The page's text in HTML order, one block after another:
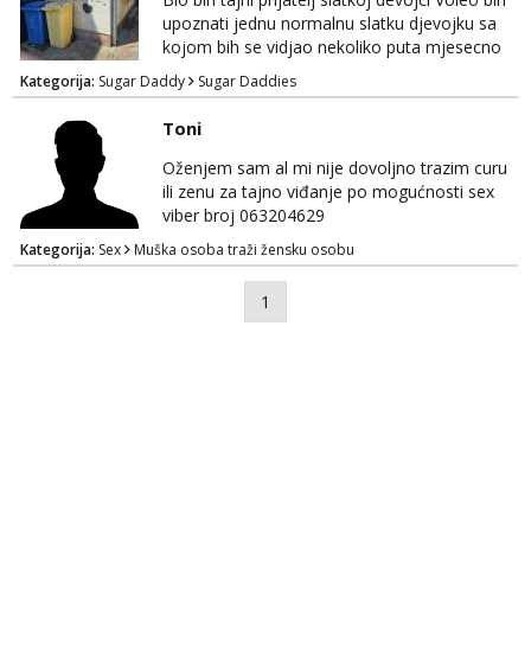
upoznati jednu normalnu slatku djevojku sa
kojom bih se vidjao nekoliko puta mjesecno
uz diskreciju! Bio bih podrska bio bih prijatelj i
oslonaci vjetar u ledja kadgod treba nagrada
se podrazumijeva 🥰
Kategorija: Sugar Daddy Sugar Daddies
Toni
Oženjem sam al mi nije dovoljno trazim curu
ili zenu za tajno viđanje po mogućnosti sex
viber broj 063204629
Kategorija: Sex Muška osoba traži žensku osobu
1